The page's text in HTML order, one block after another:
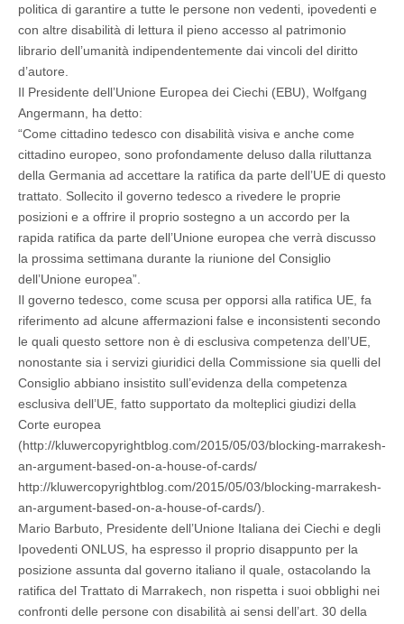
politica di garantire a tutte le persone non vedenti, ipovedenti e
con altre disabilità di lettura il pieno accesso al patrimonio
librario dell’umanità indipendentemente dai vincoli del diritto
d’autore.
Il Presidente dell’Unione Europea dei Ciechi (EBU), Wolfgang
Angermann, ha detto:
“Come cittadino tedesco con disabilità visiva e anche come
cittadino europeo, sono profondamente deluso dalla riluttanza
della Germania ad accettare la ratifica da parte dell’UE di questo
trattato. Sollecito il governo tedesco a rivedere le proprie
posizioni e a offrire il proprio sostegno a un accordo per la
rapida ratifica da parte dell’Unione europea che verrà discusso
la prossima settimana durante la riunione del Consiglio
dell’Unione europea”.
Il governo tedesco, come scusa per opporsi alla ratifica UE, fa
riferimento ad alcune affermazioni false e inconsistenti secondo
le quali questo settore non è di esclusiva competenza dell’UE,
nonostante sia i servizi giuridici della Commissione sia quelli del
Consiglio abbiano insistito sull’evidenza della competenza
esclusiva dell’UE, fatto supportato da molteplici giudizi della
Corte europea
(http://kluwercopyrightblog.com/2015/05/03/blocking-marrakesh-
an-argument-based-on-a-house-of-cards/
http://kluwercopyrightblog.com/2015/05/03/blocking-marrakesh-
an-argument-based-on-a-house-of-cards/).
Mario Barbuto, Presidente dell’Unione Italiana dei Ciechi e degli
Ipovedenti ONLUS, ha espresso il proprio disappunto per la
posizione assunta dal governo italiano il quale, ostacolando la
ratifica del Trattato di Marrakech, non rispetta i suoi obblighi nei
confronti delle persone con disabilità ai sensi dell’art. 30 della